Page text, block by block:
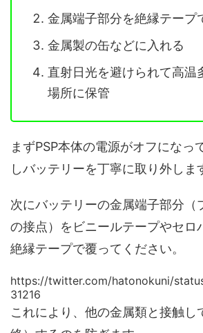
金属端子部分を絶縁テープ
金属製の缶などに入れる
直射日光を避けられて高温
場所に保管
まずPSP本体の電源がオフになっ
しバッテリーを丁寧に取り外しま
次にバッテリーの金属端子部分（
の接点）をビニールテープやセロ
絶縁テープで覆ってください。
https://twitter.com/hatonokuni/
31216
これにより、他の金属類と接触し